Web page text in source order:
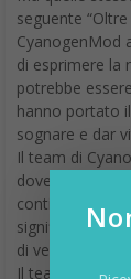
seguente
CyanogenMod
di esprimere la
potrebbe
hanno portato
sognare e dar
Il team di
dovessimo
continuando lo
di vendita che
Il team ha